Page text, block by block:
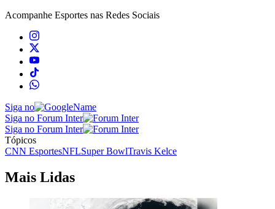
Acompanhe Esportes nas Redes Sociais
Siga no
Siga no Forum Inter
Siga no Forum Inter
Tópicos
CNN EsportesNFLSuper BowlTravis Kelce
Mais Lidas